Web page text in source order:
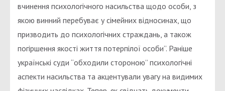
вчинення психологічного насильства щодо особи, з
якою винний перебуває у сімейних відносинах, що
призводить до психологічних страждань, а також
погіршення якості життя потерпілої особи”. Раніше
українські суди “обходили стороною” психологічні
аспекти насильства та акцентували увагу на видимих